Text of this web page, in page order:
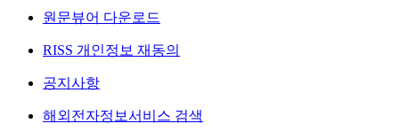
원문뷰어 다운로드
RISS 개인정보 재동의
공지사항
해외전자정보서비스 검색